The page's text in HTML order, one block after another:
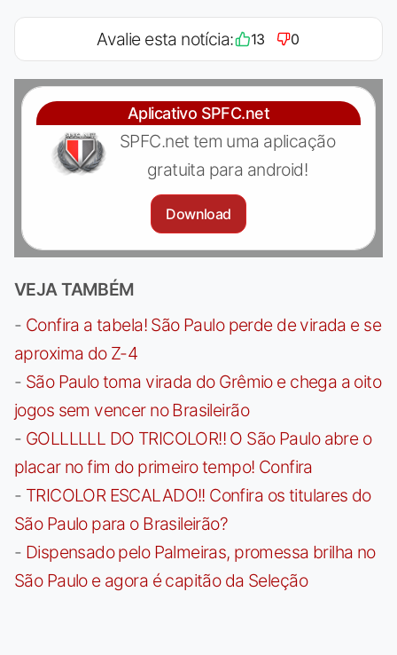
Avalie esta notícia: 13 0
Aplicativo SPFC.net
SPFC.net tem uma aplicação
gratuita para android!
Download
VEJA TAMBÉM
- Confira a tabela! São Paulo perde de virada e se
aproxima do Z-4
- São Paulo toma virada do Grêmio e chega a oito
jogos sem vencer no Brasileirão
- GOLLLLLL DO TRICOLOR!! O São Paulo abre o
placar no fim do primeiro tempo! Confira
- TRICOLOR ESCALADO!! Confira os titulares do
São Paulo para o Brasileirão?
- Dispensado pelo Palmeiras, promessa brilha no
São Paulo e agora é capitão da Seleção